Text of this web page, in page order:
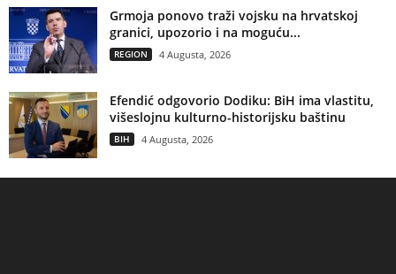
Grmoja ponovo traži vojsku na hrvatskoj
granici, upozorio i na moguću...
REGION 4 Augusta, 2026
Efendić odgovorio Dodiku: BiH ima vlastitu,
višeslojnu kulturno-historijsku baštinu
BIH 4 Augusta, 2026